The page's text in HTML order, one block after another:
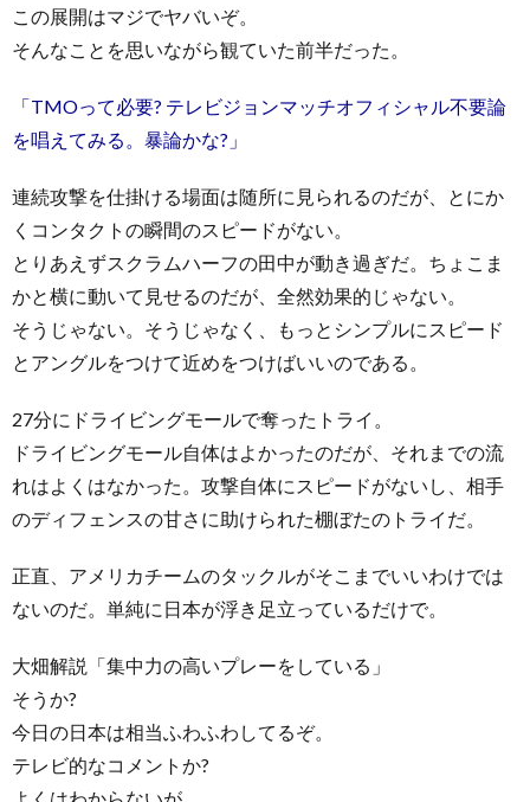
この展開はマジでヤバいぞ。
そんなことを思いながら観ていた前半だった。
「TMOって必要? テレビジョンマッチオフィシャル不要論
を唱えてみる。暴論かな?」
連続攻撃を仕掛ける場面は随所に見られるのだが、とにか
くコンタクトの瞬間のスピードがない。
とりあえずスクラムハーフの田中が動き過ぎだ。ちょこま
かと横に動いて見せるのだが、全然効果的じゃない。
そうじゃない。そうじゃなく、もっとシンプルにスピード
とアングルをつけて近めをつけばいいのである。
27分にドライビングモールで奪ったトライ。
ドライビングモール自体はよかったのだが、それまでの流
れはよくはなかった。攻撃自体にスピードがないし、相手
のディフェンスの甘さに助けられた棚ぼたのトライだ。
正直、アメリカチームのタックルがそこまでいいわけでは
ないのだ。単純に日本が浮き足立っているだけで。
大畑解説「集中力の高いプレーをしている」
そうか?
今日の日本は相当ふわふわしてるぞ。
テレビ的なコメントか?